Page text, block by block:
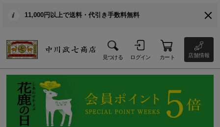
11,000円以上で送料・代引き手数料無料
見つける ログイン カート 店舗情報